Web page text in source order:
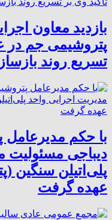
بازدید معاون
پتروشیمی جم در
تسریع روند
با حکم مدیرعامل
دیباجی مسئولیت
پلی‌اتیلن سنگین
عهده گرفت